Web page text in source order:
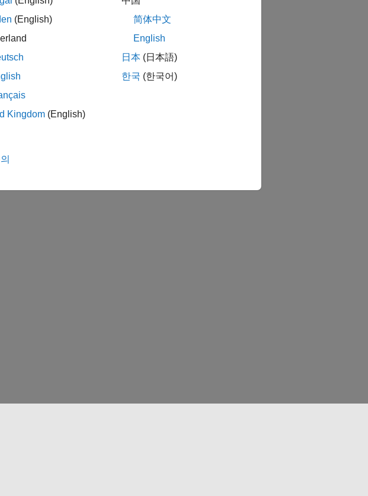
(English)
Kingdom (English)
简体中文
English
日本 (日本語)
한국 (한국어)